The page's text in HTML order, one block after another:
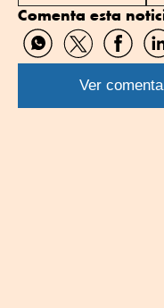
Comenta esta
Compartir
por
WhatsApp
Compartir
por
Twitter
por
Ver